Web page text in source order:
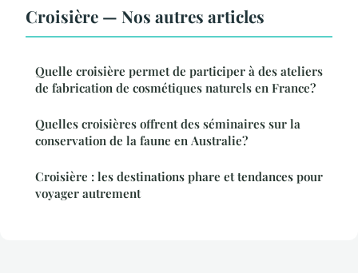
Croisière — Nos autres articles
Quelle croisière permet de participer à des ateliers
de fabrication de cosmétiques naturels en France?
Quelles croisières offrent des séminaires sur la
conservation de la faune en Australie?
Croisière : les destinations phare et tendances pour
voyager autrement